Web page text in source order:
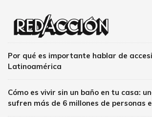
Por qué es importante hablar de
Latinoamérica
Cómo es vivir sin un baño en tu casa:
sufren más de 6 millones de personas